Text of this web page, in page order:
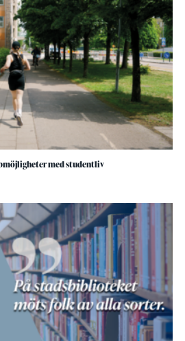
med studentliv